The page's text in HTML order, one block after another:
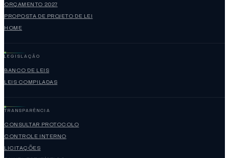
ORÇAMENTO 2027
PROPOSTA DE PROJETO DE LEI
HOME
LEGISLAÇÃO
BANCO DE LEIS
LEIS COMPILADAS
TRANSPARÊNCIA
CONSULTAR PROTOCOLO
CONTROLE INTERNO
LICITAÇÕES